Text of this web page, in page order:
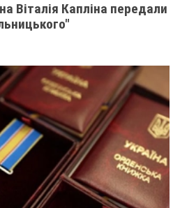
Віталія Капліна передали